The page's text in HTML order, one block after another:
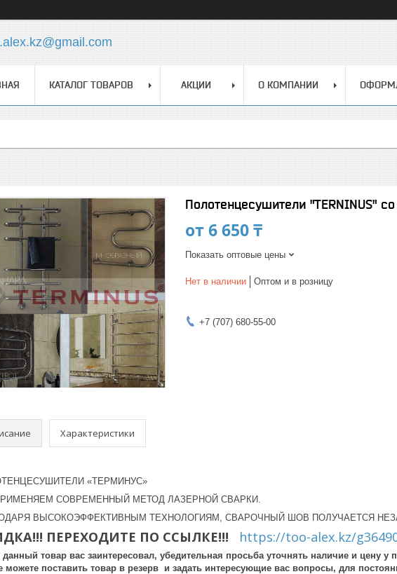
КАТАЛОГ ТОВАРОВ АКЦИИ О КОМПАНИИ
Полотенцесушители "TERNINUS"
от6 650 ₸
Показать оптовые цены
Нет в наличии Оптом и в розницу
+7 (707) 680-55-00
Характеристики
«ТЕРМИНУС»
СОВРЕМЕННЫЙ МЕТОД ЛАЗЕРНОЙ СВАРКИ.
ВЫСОКОЭФФЕКТИВНЫМ ТЕХНОЛОГИЯМ, СВАРОЧНЫЙ ШОВ ПОЛУЧАЕТСЯ
ПЕРЕХОДИТЕ ПО ССЫЛКЕ!!! https://too-alex.kz/
данный товар вас заинтересовал, убедительная просьба уточнять наличие и цену
можете поставить товар в резерв и задать интересующие вас вопросы, для